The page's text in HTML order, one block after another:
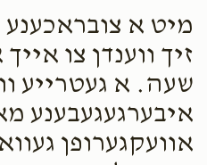
$100.00
מיט א
זיך ווענדן צו
שעה. א געטרייע
איבערגעגעבענע
אוועקגערופן